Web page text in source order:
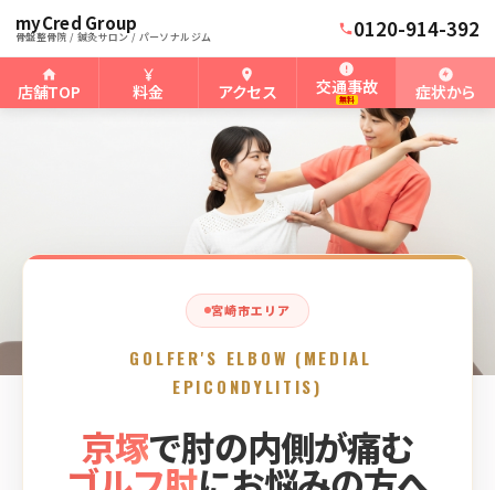
myCred Group
骨盤整骨院 / 鍼灸サロン / パーソナルジム 0120-914-392
店舗TOP 料金 アクセス 交通事故
無料 症状から
ホーム › 宮崎骨盤整骨院
宮崎市エリア
GOLFER'S ELBOW (MEDIAL
EPICONDYLITIS)
京塚で肘の内側が痛む